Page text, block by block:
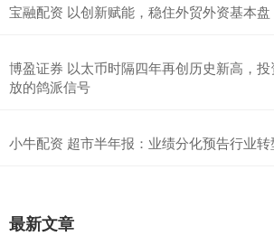
宝融配资 以创新赋能，稳住外贸外资基本盘
博盈证券 以太币时隔四年再创历史新高，
放的鸽派信号
小牛配资 超市半年报：业绩分化预告行业转
最新文章